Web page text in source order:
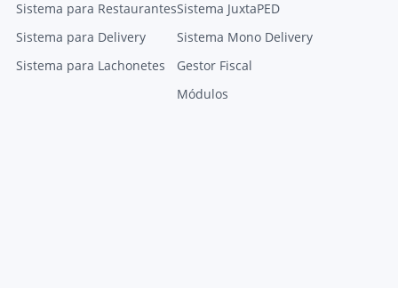
Sistema para Restaurantes
Sistema para Delivery
Sistema para Lachonetes
Sistema JuxtaPED
Sistema Mono Delivery
Gestor Fiscal
Módulos